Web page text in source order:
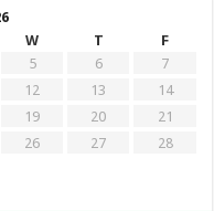
W T
F
5 6
7
12 13
14
19 20
21
26 27
28